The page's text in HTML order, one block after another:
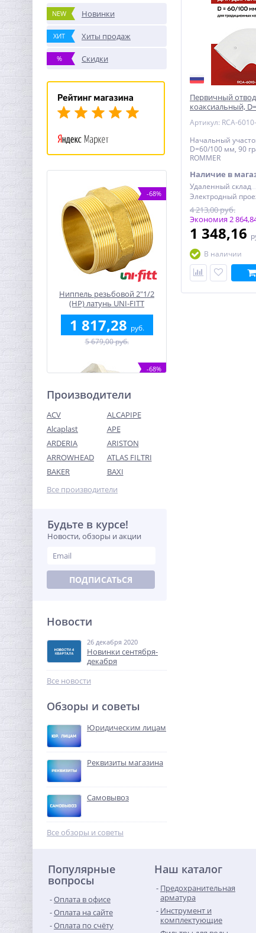
NEW Новинки
ХИТ Хиты продаж
% Скидки
-68%
Ниппель резьбовой 2"1/2
(НР) латунь UNI-FITT
1 817,28 руб.
5 679,00 руб.
-68%
Переходник резьбовой 1"
х 3/4" ВН никель UNI-FITT
239,36
Ниппель редукция 1" x 1/2"
(НР) латунь UNI-FITT
240,32
Колено резьбовое ВН 1" x
1" латунь UNI-FITT
1 499,00 руб.
-68%
Производители
ACV
ALCAPIPE
Alcaplast
APE
ARDERIA
ARISTON
ARROWHEAD
ATLAS FILTRI
BAKER
BAXI
Все производители
Будьте в курсе!
Новости, обзоры и акции
ПОДПИСАТЬСЯ
Новости
26 декабря 2020
Новинки сентября-
декабря
Все новости
Обзоры и советы
Юридическим лицам
Реквизиты магазина
Самовывоз
Все обзоры и советы
Первичный отвод
коаксиальный,
универсальный,
6010-250100)
Начальный
D=60/100 мм, 90
ROMMER
Наличие в
Удаленный склад
4 213,00 руб.
Экономия 2
1 348,16
В наличии
Популярные
вопросы
Оплата в офисе
Оплата на сайте
Оплата по счёту
Наш каталог
Предохранительная
арматура
Инструмент и
комплектующие